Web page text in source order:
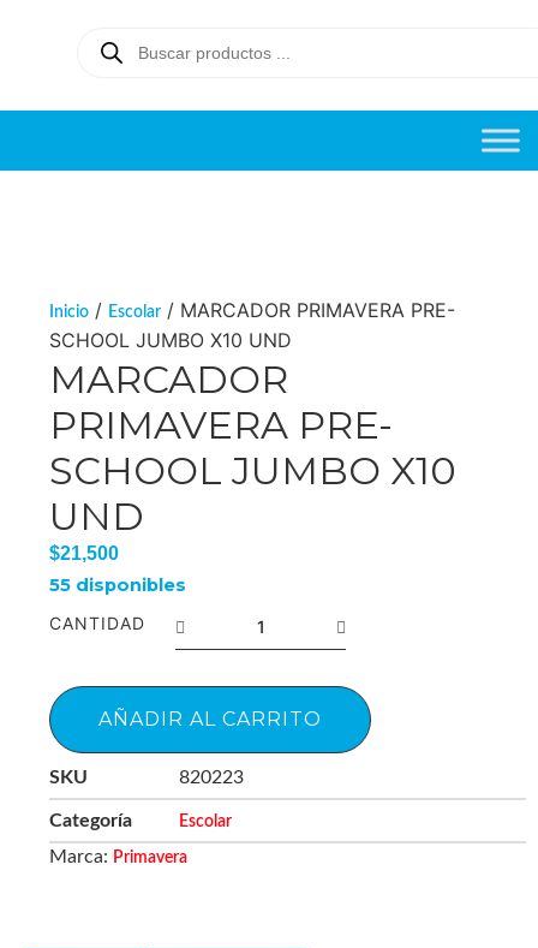
Inicio / Escolar / MARCADOR PRIMAVERA PRE-
SCHOOL JUMBO X10 UND
MARCADOR
PRIMAVERA PRE-
SCHOOL JUMBO X10
UND
$21,500
55 disponibles
CANTIDAD
AÑADIR AL CARRITO
SKU 820223
Categoría Escolar
Marca: Primavera